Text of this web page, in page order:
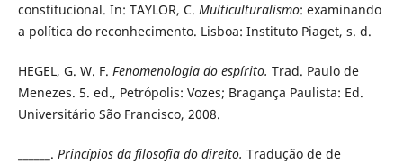
constitucional. In: TAYLOR, C. Multiculturalismo: examinando
a política do reconhecimento. Lisboa: Instituto Piaget, s. d.
HEGEL, G. W. F. Fenomenologia do espírito. Trad. Paulo de
Menezes. 5. ed., Petrópolis: Vozes; Bragança Paulista: Ed.
Universitário São Francisco, 2008.
______. Princípios da filosofia do direito. Tradução de de